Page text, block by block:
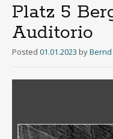
Platz 5
Auditorio
Posted 01.01.2023 byBernd